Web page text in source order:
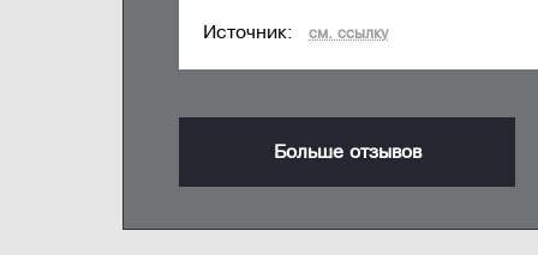
Источник: см. ссылку
Больше отзывов